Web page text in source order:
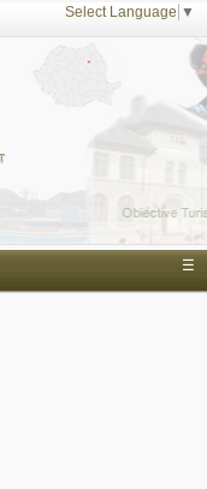
Select Language ▼
☰